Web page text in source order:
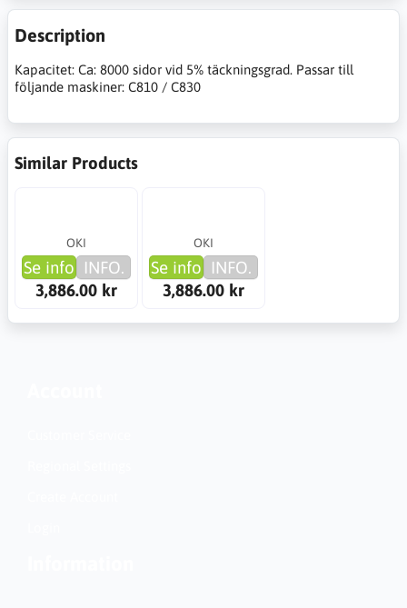
Description
Kapacitet: Ca: 8000 sidor vid 5% täckningsgrad. Passar till
följande maskiner: C810 / C830
Similar Products
OKI
Se info INFO.
3,886.00 kr
OKI
Se info INFO.
3,886.00 kr